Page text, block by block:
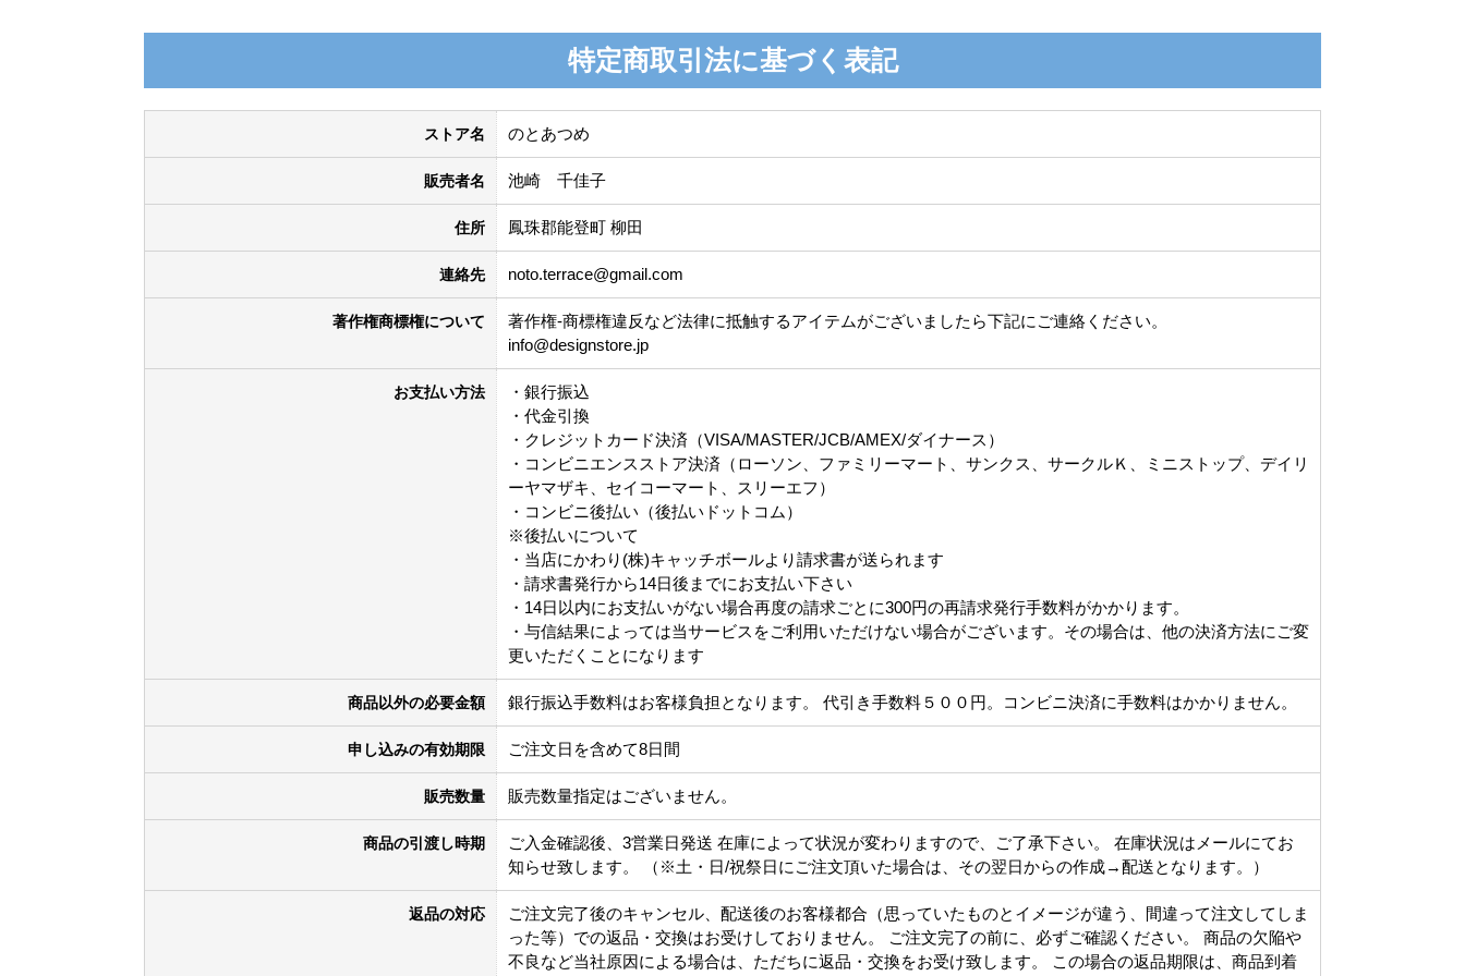
特定商取引法に基づく表記
ストア名 のとあつめ
販売者名 池崎 千佳子
住所 鳳珠郡能登町 柳田
連絡先 noto.terrace@gmail.com
著作権商標権について
著作権-商標権違反など法律に抵触するアイテムがございましたら下記にご連絡ください。
info@designstore.jp
お支払い方法
・銀行振込
・代金引換
・クレジットカード決済（VISA/MASTER/JCB/AMEX/ダイナース）
・コンビニエンスストア決済（ローソン、ファミリーマート、サンクス、サークルＫ、ミニストップ、デイリ
ーヤマザキ、セイコーマート、スリーエフ）
・コンビニ後払い（後払いドットコム）
※後払いについて
・当店にかわり(株)キャッチボールより請求書が送られます
・請求書発行から14日後までにお支払い下さい
・14日以内にお支払いがない場合再度の請求ごとに300円の再請求発行手数料がかかります。
・与信結果によっては当サービスをご利用いただけない場合がございます。その場合は、他の決済方法にご変
更いただくことになります
商品以外の必要金額 銀行振込手数料はお客様負担となります。 代引き手数料５００円。コンビニ決済に手数料はかかりません。
申し込みの有効期限 ご注文日を含めて8日間
販売数量 販売数量指定はございません。
商品の引渡し時期
ご入金確認後、3営業日発送 在庫によって状況が変わりますので、ご了承下さい。 在庫状況はメールにてお
知らせ致します。 （※土・日/祝祭日にご注文頂いた場合は、その翌日からの作成→配送となります。）
返品の対応
ご注文完了後のキャンセル、配送後のお客様都合（思っていたものとイメージが違う、間違って注文してしま
った等）での返品・交換はお受けしておりません。 ご注文完了の前に、必ずご確認ください。 商品の欠陥や
不良など当社原因による場合は、ただちに返品・交換をお受け致します。 この場合の返品期限は、商品到着